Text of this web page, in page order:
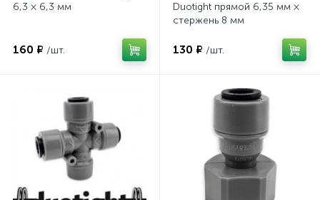
6,3 × 6,3 мм
160 ₽ /шт.
Duotight прямой 6,35 мм ×
стержень 8 мм
130 ₽ /шт.